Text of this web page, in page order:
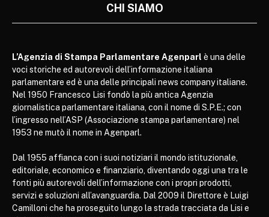
CHI SIAMO
L’Agenzia di Stampa Parlamentare Agenparl è una delle
voci storiche ed autorevoli dell’informazione italiana
parlamentare ed è una delle principali news company italiane.
Nel 1950 Francesco Lisi fondò la più antica Agenzia
giornalistica parlamentare italiana, con il nome di S.P.E.; con
l’ingresso nell’ASP (Associazione stampa parlamentare) nel
1953 ne mutò il nome in Agenparl.
Dal 1955 affianca con i suoi notiziari il mondo istituzionale,
editoriale, economico e finanziario, diventando oggi una tra le
fonti più autorevoli dell’informazione con i propri prodotti,
servizi e soluzioni all’avanguardia. Dal 2009 il Direttore è Luigi
Camilloni che ha proseguito lungo la strada tracciata da Lisi e